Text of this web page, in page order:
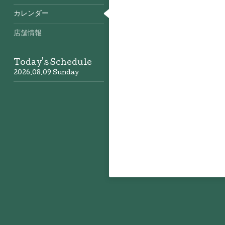
カレンダー
店舗情報
Today's Schedule
2026.08.09 Sunday